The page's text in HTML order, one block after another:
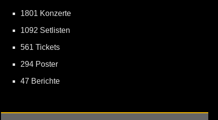
1801 Konzerte
1092 Setlisten
561 Tickets
294 Poster
47 Berichte